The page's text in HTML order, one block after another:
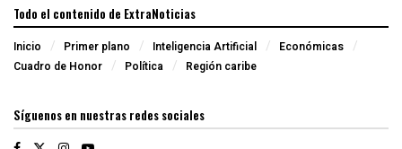
Todo el contenido de ExtraNoticias
Inicio Primer plano Inteligencia Artificial
Económicas
Cuadro de Honor
Política Región caribe
Síguenos en nuestras redes sociales